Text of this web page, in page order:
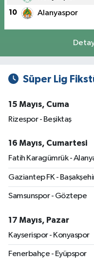
10 Alanyaspor
Süper Lig
15 Mayıs, Cuma
Rizespor - Beşiktaş
16 Mayıs, Cumartesi
Fatih Karagümrük -
Gaziantep FK -
Samsunspor - Göztepe
17 Mayıs, Pazar
Kayserispor - Konyaspor
Fenerbahçe - Eyüpspor